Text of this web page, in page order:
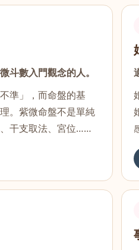
斗數入門觀念的人。
準」，而命盤的基
。紫微命盤不是單純
干支取法、宮位……